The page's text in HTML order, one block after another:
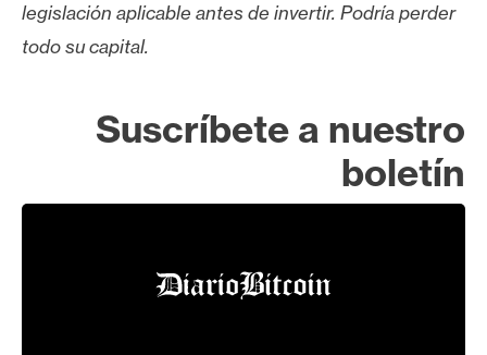
legislación aplicable antes de invertir. Podría perder
todo su capital.
Suscríbete a nuestro
boletín